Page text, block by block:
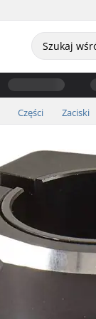
Części Zaciski